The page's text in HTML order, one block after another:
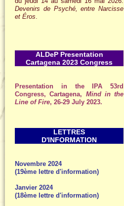
Devenirs de Psyché, entre Narcisse
et Éros
ALDeP Presentation
Cartagena 2023 Congress
Presentation in the IPA 53rd
Congress, Cartagena, Mind in the
Line of Fire, 26-29 July 2023.
LETTRES
D'INFORMATION
Novembre 2024
(19ème lettre d'information)
Janvier 2024
(18ème lettre d'information)